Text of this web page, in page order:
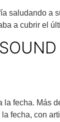
saludando a
a cubrir el
fecha. Más
fecha, con